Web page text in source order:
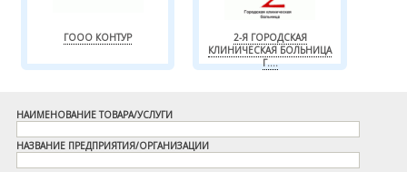
ГООО КОНТУР
2-Я ГОРОДСКАЯ
КЛИНИЧЕСКАЯ БОЛЬНИЦА
Г....
НАИМЕНОВАНИЕ ТОВАРА/УСЛУГИ
НАЗВАНИЕ ПРЕДПРИЯТИЯ/ОРГАНИЗАЦИИ